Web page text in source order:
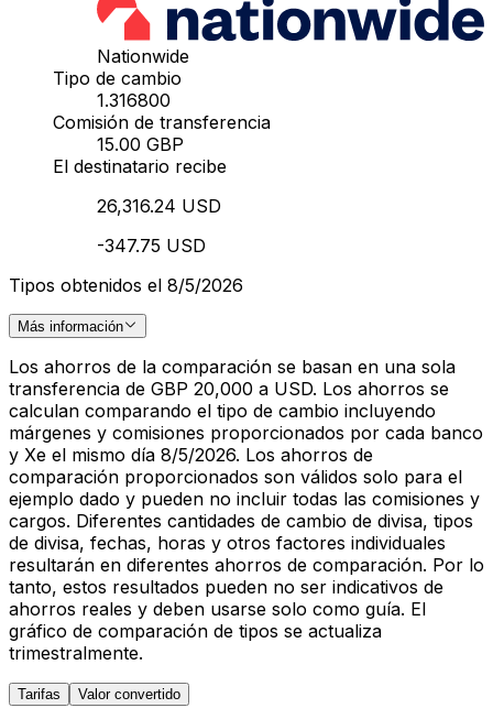
Nationwide
Tipo de cambio
1.316800
Comisión de transferencia
15.00 GBP
El destinatario recibe
26,316.24 USD
-347.75 USD
Tipos obtenidos el 8/5/2026
Más información
Los ahorros de la comparación se basan en una sola
transferencia de GBP 20,000 a USD. Los ahorros se
calculan comparando el tipo de cambio incluyendo
márgenes y comisiones proporcionados por cada banco
y Xe el mismo día 8/5/2026. Los ahorros de
comparación proporcionados son válidos solo para el
ejemplo dado y pueden no incluir todas las comisiones y
cargos. Diferentes cantidades de cambio de divisa, tipos
de divisa, fechas, horas y otros factores individuales
resultarán en diferentes ahorros de comparación. Por lo
tanto, estos resultados pueden no ser indicativos de
ahorros reales y deben usarse solo como guía. El
gráfico de comparación de tipos se actualiza
trimestralmente.
Tarifas Valor convertido